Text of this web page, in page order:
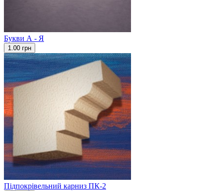
Букви А - Я
1.00 грн
Підпокрівельний карниз ПК-2